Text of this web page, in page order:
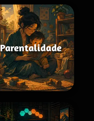
Parentalidade